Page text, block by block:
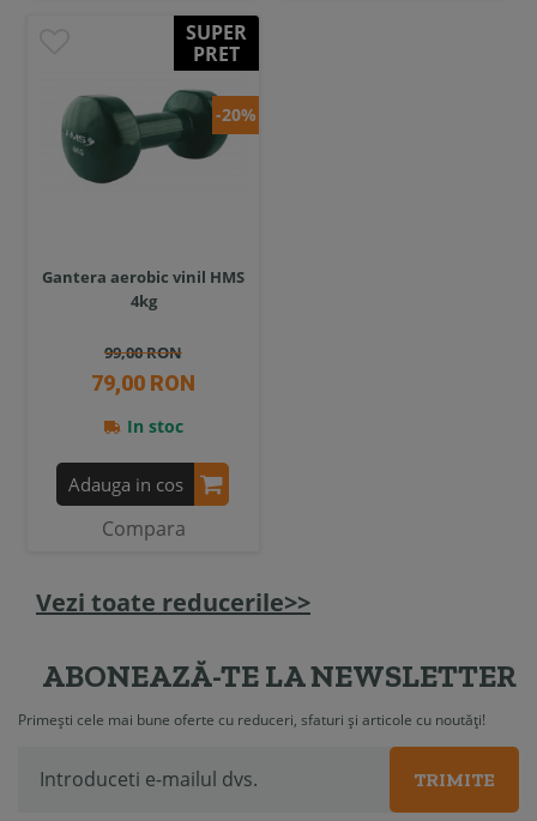
SUPER
PRET
-20%
Gantera aerobic vinil HMS
4kg
99,00 RON
79,00 RON
In stoc
Adauga in cos
Compara
Vezi toate reducerile>>
ABONEAZĂ-TE LA NEWSLETTER
Primești cele mai bune oferte cu reduceri, sfaturi și articole cu noutăți!
TRIMITE